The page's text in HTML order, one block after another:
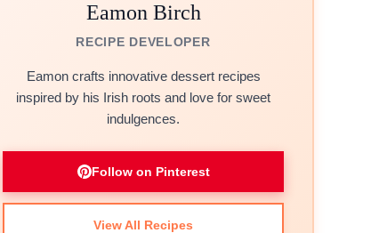
Eamon Birch
RECIPE DEVELOPER
Eamon crafts innovative dessert recipes
inspired by his Irish roots and love for sweet
indulgences.
Follow on Pinterest
View All Recipes